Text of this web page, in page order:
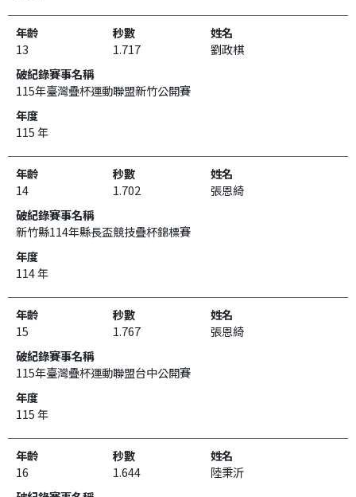
13 1.717 劉政棋
115年臺灣疊杯運動聯盟新竹公開賽
115 年
14 1.702 張恩綺
新竹縣114年縣長盃競技疊杯錦標賽
114 年
15 1.767 張恩綺
115年臺灣疊杯運動聯盟台中公開賽
115 年
16 1.644 陸秉沂